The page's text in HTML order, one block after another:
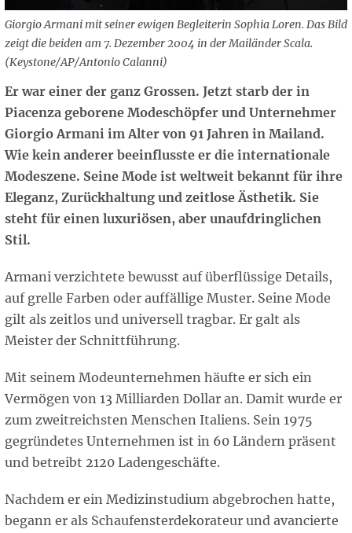
Giorgio Armani mit seiner ewigen Begleiterin Sophia Loren. Das Bild
zeigt die beiden am 7. Dezember 2004 in der Mailänder Scala.
(Keystone/AP/Antonio Calanni)
Er war einer der ganz Grossen. Jetzt starb der in
Piacenza geborene Modeschöpfer und Unternehmer
Giorgio Armani im Alter von 91 Jahren in Mailand.
Wie kein anderer beeinflusste er die internationale
Modeszene. Seine Mode ist weltweit bekannt für ihre
Eleganz, Zurückhaltung und zeitlose Ästhetik. Sie
steht für einen luxuriösen, aber unaufdringlichen
Stil.
Armani verzichtete bewusst auf überflüssige Details,
auf grelle Farben oder auffällige Muster. Seine Mode
gilt als zeitlos und universell tragbar. Er galt als
Meister der Schnittführung.
Mit seinem Modeunternehmen häufte er sich ein
Vermögen von 13 Milliarden Dollar an. Damit wurde er
zum zweitreichsten Menschen Italiens. Sein 1975
gegründetes Unternehmen ist in 60 Ländern präsent
und betreibt 2120 Ladengeschäfte.
Nachdem er ein Medizinstudium abgebrochen hatte,
begann er als Schaufensterdekorateur und avancierte